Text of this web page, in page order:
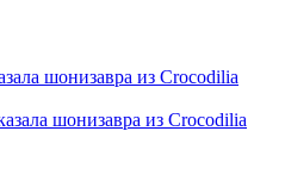
шонизавра из Crocodilia
шонизавра из Crocodilia